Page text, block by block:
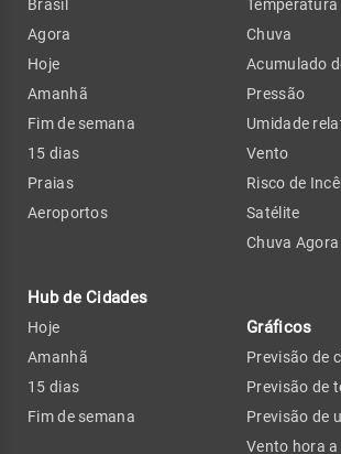
Brasil
Agora
Hoje
Amanhã
Fim de semana
15 dias
Praias
Aeroportos
Hub de Cidades
Hoje
Amanhã
15 dias
Fim de semana
Temperatura
Chuva
Acumulado
Pressão
Umidade
Vento
Risco de
Satélite
Chuva Agora
Gráficos
Previsão de
Previsão de
Previsão de
Vento hora